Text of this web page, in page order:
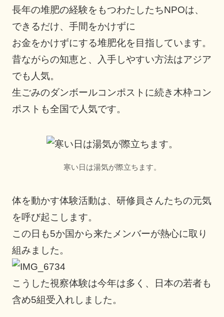
長年の堆肥の経験をもつわたしたちNPOは、
できるだけ、手間をかけずに
お金をかけずにする堆肥化を目指しています。
昔ながらの知恵と、入手しやすい方法はアジア
でも人気。
生ごみのダンボールコンポストに続き木枠コン
ポストも全国で人気です。
寒い日は湯気が際立ちます。
体を動かす体験活動は、研修員さんたちの元気
を呼び起こします。
この日も5か国から来たメンバーが熱心に取り
組みました。
こうした視察体験は今年は多く、日本の若者も
含め5組受入れしました。